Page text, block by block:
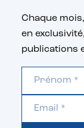
Chaque
en
publications